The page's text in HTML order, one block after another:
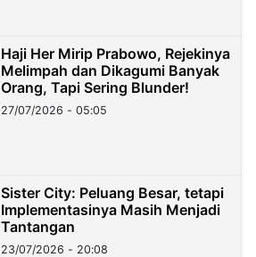
Haji Her Mirip Prabowo, Rejekinya
Melimpah dan Dikagumi Banyak
Orang, Tapi Sering Blunder!
27/07/2026 - 05:05
Sister City: Peluang Besar, tetapi
Implementasinya Masih Menjadi
Tantangan
23/07/2026 - 20:08